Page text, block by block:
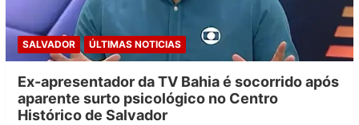
SALVADOR ÚLTIMAS NOTICIAS
Ex-apresentador da TV Bahia é socorrido após
aparente surto psicológico no Centro
Histórico de Salvador